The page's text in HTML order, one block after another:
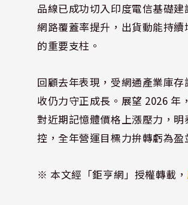
品線已成功切入印度電信基礎
網路覆蓋率提升，出貨動能持
的重要支柱。
回顧去年表現，受網通產業庫
收仍力守正成長。展望 2026 年
對近期記憶體價格上漲壓力，
控，全年營運目標力拚轉虧為盈
※ 本文經「鉅亨網」授權轉載，